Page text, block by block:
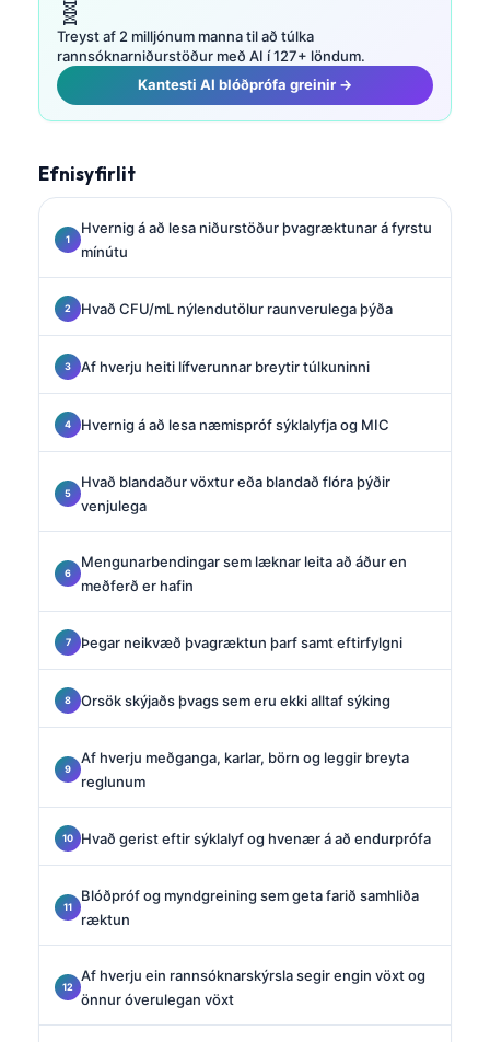
🧬
Treyst af 2 milljónum manna til að túlka
rannsóknarniðurstöður með AI í 127+ löndum.
Kantesti AI blóðprófa greinir →
Efnisyfirlit
Hvernig á að lesa niðurstöður þvagræktunar á fyrstu
mínútu
Hvað CFU/mL nýlendutölur raunverulega þýða
Af hverju heiti lífverunnar breytir túlkuninni
Hvernig á að lesa næmispróf sýklalyfja og MIC
Hvað blandaður vöxtur eða blandað flóra þýðir
venjulega
Mengunarbendingar sem læknar leita að áður en
meðferð er hafin
Þegar neikvæð þvagræktun þarf samt eftirfylgni
Orsök skýjaðs þvags sem eru ekki alltaf sýking
Af hverju meðganga, karlar, börn og leggir breyta
reglunum
Hvað gerist eftir sýklalyf og hvenær á að endurprófa
Blóðpróf og myndgreining sem geta farið samhliða
ræktun
Af hverju ein rannsóknarskýrsla segir engin vöxt og
önnur óverulegan vöxt